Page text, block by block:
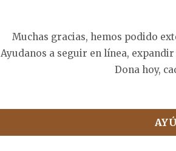
Muchas gracias, hemos podido
Ayudanos a seguir en línea,
Dona hoy,